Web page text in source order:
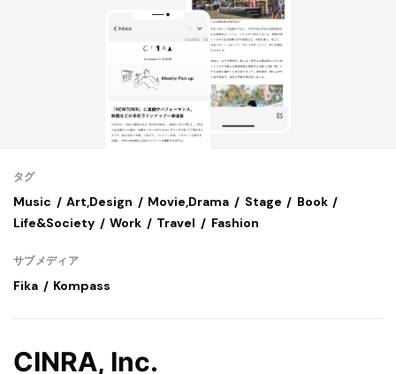
タグ
Music Art,Design Movie,Drama Stage
Book
Life&Society
Work Travel Fashion
サブメディア
Fika Kompass
CINRA, Inc.